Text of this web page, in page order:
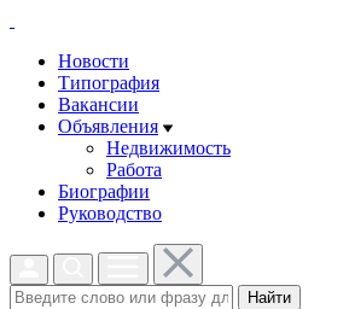
Новости
Типография
Вакансии
Объявления
Недвижимость
Работа
Биографии
Руководство
Найти